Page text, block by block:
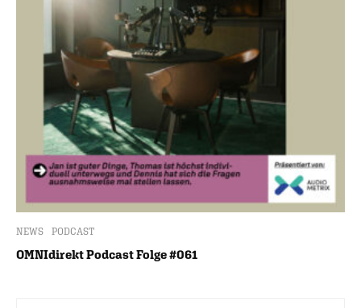
NEWS PODCAST
OMNIdirekt Podcast Folge #061